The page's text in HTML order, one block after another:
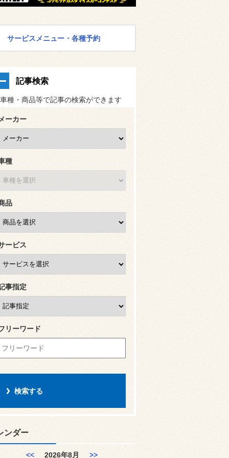
サービスメニュー・各種予約
記事検索
種・商品等で記事の検索ができます
ーカー
種
品
ービス
事指定
リーワード
ンダー
<< 2026年8月 >>